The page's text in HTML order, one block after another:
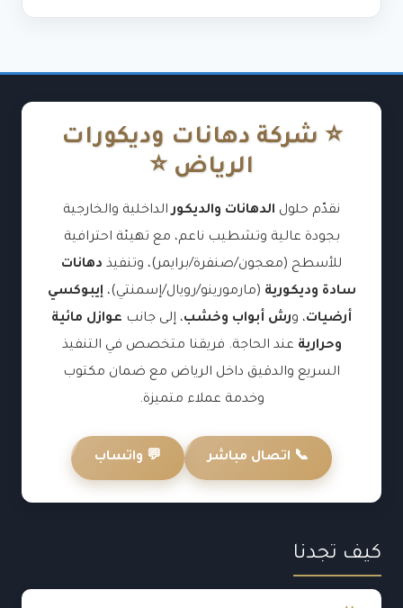
⭐ شركة دهانات وديكورات
الرياض ⭐
نقدّم حلول الدهانات والديكورالداخلية والخارجية
بجودة عالية وتشطيب ناعم، مع تهيئة احترافية
للأسطح (معجون/صنفرة/برايمر)، وتنفيذ دهانات
سادة وديكورية (مارمورينو/رويال/إسمنتي)،إيبوكسي
أرضيات، ورش أبواب وخشب، إلى جانب عوازل مائية
وحرارية عند الحاجة. فريقنا متخصص في التنفيذ
السريع والدقيق داخل الرياض مع ضمان مكتوب
وخدمة عملاء متميزة.
📞 اتصال مباشر 💬 واتساب
كيف تجدنا